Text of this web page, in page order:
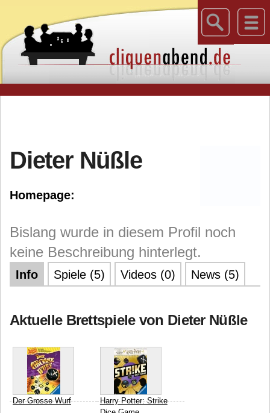
Dieter Nüßle
Homepage:
Bislang wurde in diesem Profil noch
keine Beschreibung hinterlegt.
Info Spiele (5) Videos (0) News (5)
Aktuelle Brettspiele von Dieter Nüßle
Der Grosse Wurf
Harry Potter: Strike